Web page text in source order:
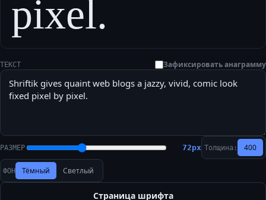
pixel.
ТЕКСТ Зафиксировать анаграмму
РАЗМЕР 72px Толщина: 400
ФОН Тёмный Светлый
Страница шрифта